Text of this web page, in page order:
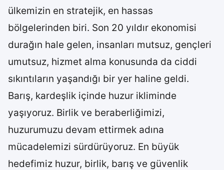
ülkemizin en stratejik, en hassas
bölgelerinden biri. Son 20 yıldır ekonomisi
durağın hale gelen, insanları mutsuz, gençleri
umutsuz, hizmet alma konusunda da ciddi
sıkıntıların yaşandığı bir yer haline geldi.
Barış, kardeşlik içinde huzur ikliminde
yaşıyoruz. Birlik ve beraberliğimizi,
huzurumuzu devam ettirmek adına
mücadelemizi sürdürüyoruz. En büyük
hedefimiz huzur, birlik, barış ve güvenlik